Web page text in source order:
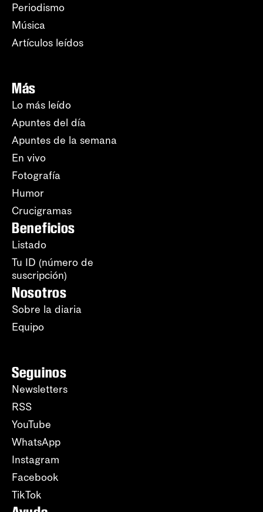
Periodismo
Música
Artículos leídos
Más
Lo más leído
Apuntes del día
Apuntes de la semana
En vivo
Fotografía
Humor
Crucigramas
Beneficios
Listado
Tu ID (número de
suscripción)
Nosotros
Sobre la diaria
Equipo
Seguinos
Newsletters
RSS
YouTube
WhatsApp
Instagram
Facebook
TikTok